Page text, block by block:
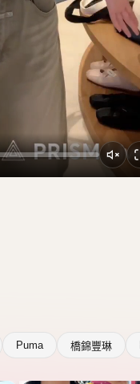
Puma 橋錦豐琳